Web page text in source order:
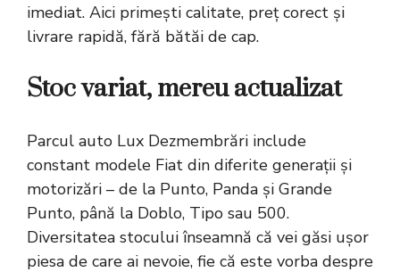
imediat. Aici primești calitate, preț corect și
livrare rapidă, fără bătăi de cap.
Stoc variat, mereu actualizat
Parcul auto Lux Dezmembrări include
constant modele Fiat din diferite generații și
motorizări – de la Punto, Panda și Grande
Punto, până la Doblo, Tipo sau 500.
Diversitatea stocului înseamnă că vei găsi ușor
piesa de care ai nevoie, fie că este vorba despre